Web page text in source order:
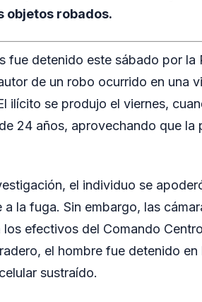
objetos robados.
fue detenido este sábado por
de un robo ocurrido en una
ilícito se produjo el viernes,
24 años, aprovechando que
el individuo se
a la fuga. Sin embargo, las
efectivos del Comando
el hombre fue detenido
sustraído.